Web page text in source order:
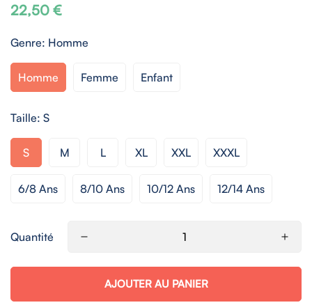
Prix
habituel
22,50 €
Genre: Homme
Homme Femme Enfant
Taille: S
S M L XL XXL XXXL
6/8 Ans 8/10 Ans 10/12 Ans 12/14 Ans
Quantité
AJOUTER AU PANIER